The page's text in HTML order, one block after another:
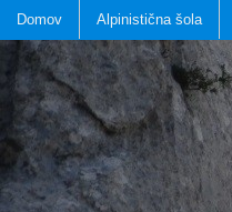
Domov Alpinistična šola